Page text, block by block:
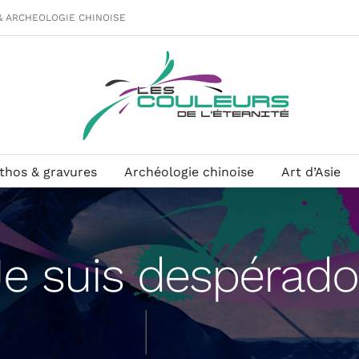
ARCHEOLOGIE CHINOISE
& gravures Archéologie chinoise Art d’Asie
suis